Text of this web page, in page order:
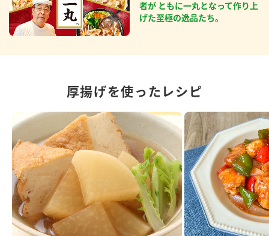
者が ともに一丸となって作り上
げた至極の逸品たち。
厚揚げを使ったレシピ